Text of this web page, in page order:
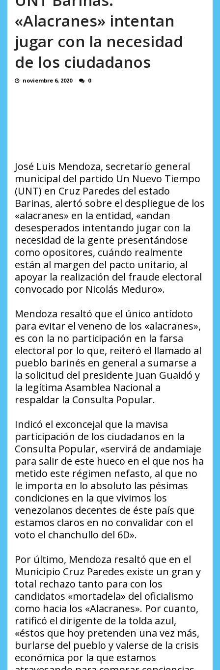
«Alacranes» intentan
jugar con la necesidad
de los ciudadanos
noviembre 6, 2020 0
José Luis Mendoza, secretarío general
municipal del partido Un Nuevo Tiempo
(UNT) en Cruz Paredes del estado
Barinas, alertó sobre el despliegue de los
«alacranes» en la entidad, «andan
desesperados intentando jugar con la
necesidad de la gente presentándose
como opositores, cuándo realmente
están al margen del pacto unitario, al
apoyar la realización del fraude electoral
convocado por Nicolás Meduro».
Mendoza resaltó que el único antídoto
para evitar el veneno de los «alacranes»,
es con la no participación en la farsa
electoral por lo que, reiteró el llamado al
pueblo barinés en general a sumarse a
la solicitud del presidente Juan Guaidó y
la legítima Asamblea Nacional a
respaldar la Consulta Popular.
Indicó el exconcejal que la mavisa
participación de los ciudadanos en la
Consulta Popular, «servirá de andamiaje
para salir de este hueco en el que nos ha
metido este régimen nefasto, al que no
le importa en lo absoluto las pésimas
condiciones en la que vivimos los
venezolanos decentes de éste país que
estamos claros en no convalidar con el
voto el chanchullo del 6D».
Por último, Mendoza resaltó que en el
Municipio Cruz Paredes existe un gran y
total rechazo tanto para con los
candidatos «mortadela» del oficialismo
como hacia los «Alacranes». Por cuanto,
ratificó el dirigente de la tolda azul,
«éstos que hoy pretenden una vez más,
burlarse del pueblo y valerse de la crisis
económica por la que estamos